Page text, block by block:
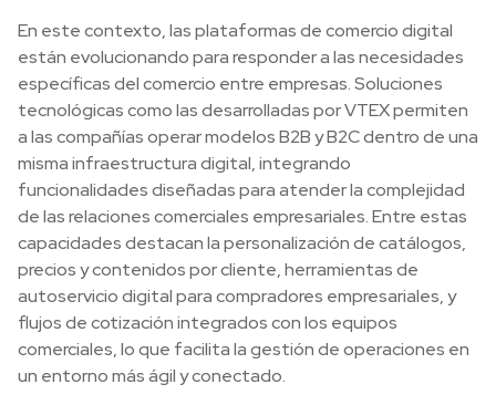
En este contexto, las plataformas de comercio digital
están evolucionando para responder a las necesidades
específicas del comercio entre empresas. Soluciones
tecnológicas como las desarrolladas por VTEX permiten
a las compañías operar modelos B2B y B2C dentro de una
misma infraestructura digital, integrando
funcionalidades diseñadas para atender la complejidad
de las relaciones comerciales empresariales. Entre estas
capacidades destacan la personalización de catálogos,
precios y contenidos por cliente, herramientas de
autoservicio digital para compradores empresariales, y
flujos de cotización integrados con los equipos
comerciales, lo que facilita la gestión de operaciones en
un entorno más ágil y conectado.